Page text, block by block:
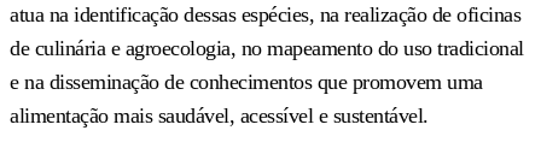
atua na identificação dessas espécies, na realização de oficinas
de culinária e agroecologia, no mapeamento do uso tradicional
e na disseminação de conhecimentos que promovem uma
alimentação mais saudável, acessível e sustentável.